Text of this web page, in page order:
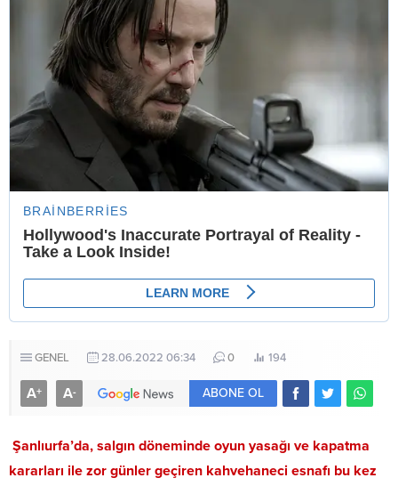
GENEL 28.06.2022 06:34 0 194
A+ A- ABONE OL
Şanlıurfa’da, salgın döneminde oyun yasağı ve kapatma
kararları ile zor günler geçiren kahvehaneci esnafı bu kez